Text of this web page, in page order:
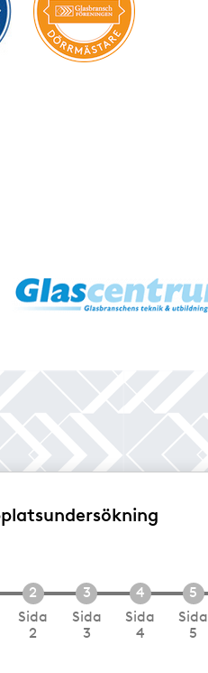
Glas
Logga in
Sida
2
Sida
3
Sida
4
Sida
5